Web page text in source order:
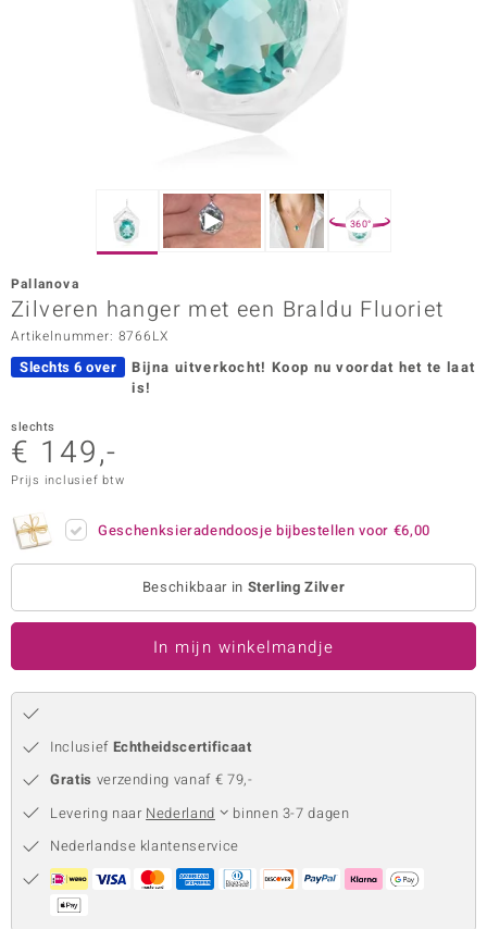
Vogue
in Italy
Paraíso
Collection
360°
Pallanova
Zilveren hanger met een Braldu Fluoriet
Artikelnummer: 8766LX
Slechts 6 over Bijna uitverkocht! Koop nu voordat het te laat
is!
slechts
€ 149,-
Prijs inclusief btw
Geschenksieradendoosje bijbestellen voor €6,00
Beschikbaar in Sterling Zilver
In mijn winkelmandje
Inclusief Echtheidscertificaat
Gratis verzending vanaf € 79,-
Levering naar Nederland
binnen 3-7 dagen
Nederlandse klantenservice